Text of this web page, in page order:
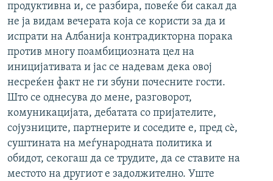
продуктивна и, се разбира, повеќе би сакал да
не ја видам вечерата која се користи за да и
испрати на Албанија контрадикторна порака
против многу поамбициозната цел на
иницијативата и јас се надевам дека овој
несреќен факт не ги збуни почесните гости.
Што се однесува до мене, разговорот,
комуникацијата, дебатата со пријателите,
сојузниците, партнерите и соседите е, пред сè,
суштината на меѓународната политика и
обидот, секогаш да се трудите, да се ставите на
местото на другиот е задолжително. Уште